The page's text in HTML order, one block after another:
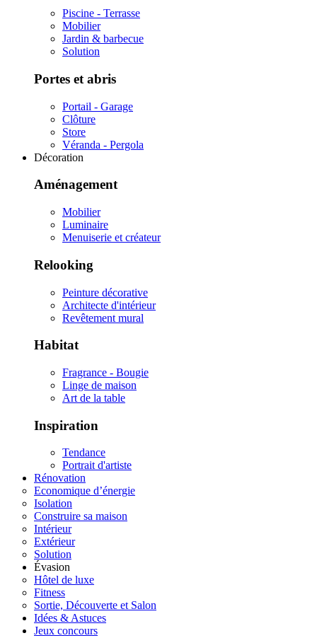
Piscine - Terrasse
Mobilier
Jardin & barbecue
Solution
Portes et abris
Portail - Garage
Clôture
Store
Véranda - Pergola
Décoration
Aménagement
Mobilier
Luminaire
Menuiserie et créateur
Relooking
Peinture décorative
Architecte d'intérieur
Revêtement mural
Habitat
Fragrance - Bougie
Linge de maison
Art de la table
Inspiration
Tendance
Portrait d'artiste
Rénovation
Economique d’énergie
Isolation
Construire sa maison
Intérieur
Extérieur
Solution
Évasion
Hôtel de luxe
Fitness
Sortie, Découverte et Salon
Idées & Astuces
Jeux concours